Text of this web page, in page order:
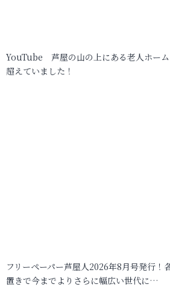
YouTube 芦屋の山の上にある老人ホー
超えていました！
フリーペーパー芦屋人2026年8月号発行！
置きで今までよりさらに幅広い世代に…